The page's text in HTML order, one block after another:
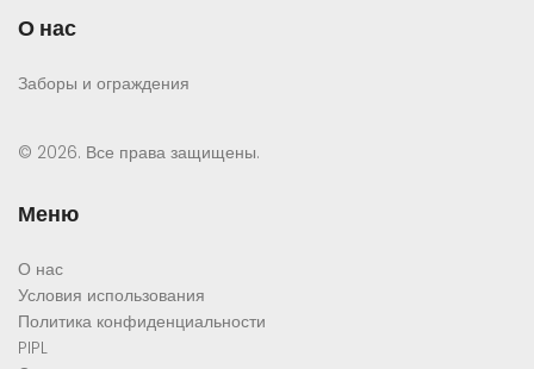
О нас
Заборы и ограждения
© 2026. Все права защищены.
Меню
О нас
Условия использования
Политика конфиденциальности
PIPL